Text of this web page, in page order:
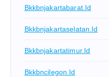
Bkkbnjakartabarat.id
Bkkbnjakartaselatan.id
Bkkbnjakartatimur.id
Bkkbncilegon.id